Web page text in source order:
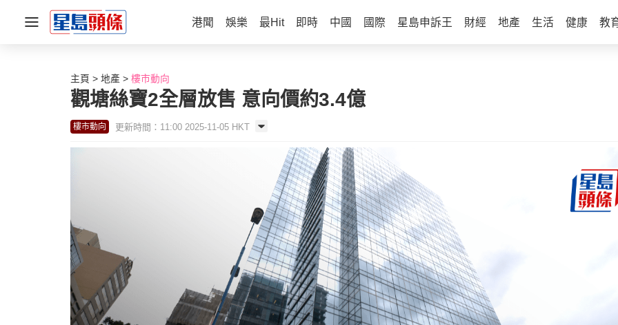
港聞 娛樂 最Hit 即時 中國 國際 星島申訴王 財經 地產 生活 健康 教
主頁 地產 樓市動向
觀塘絲寶2全層放售 意向價約3.4億
樓市動向 更新時間：11:00 2025-11-05 HKT